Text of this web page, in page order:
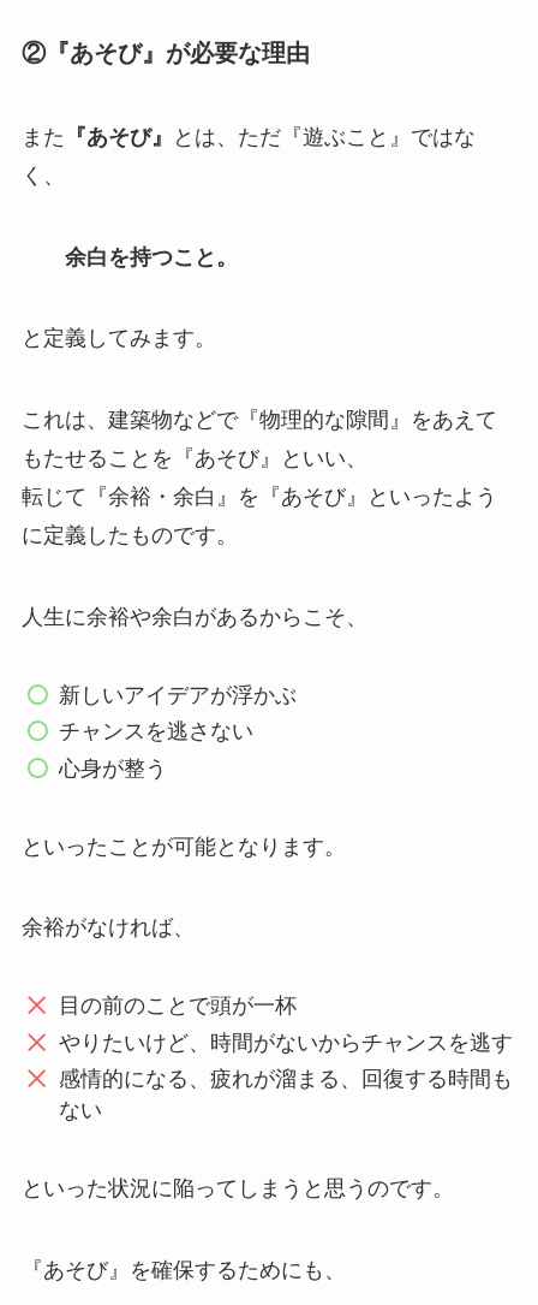
②『あそび』が必要な理由
また 『あそび』
とは、ただ『遊ぶこと』ではな
く、
余白を持つこと。
と定義してみます。
これは、建築物などで『物理的な隙間』をあえて
もたせることを『あそび』といい、
転じて『余裕・余白』を『あそび』といったよう
に定義したものです。
人生に余裕や余白があるからこそ、
新しいアイデアが浮かぶ
チャンスを逃さない
心身が整う
といったことが可能となります。
余裕がなければ、
目の前のことで頭が一杯
やりたいけど、時間がないからチャンスを逃す
感情的になる、疲れが溜まる、回復する時間も
ない
といった状況に陥ってしまうと思うのです。
『あそび』を確保するためにも、